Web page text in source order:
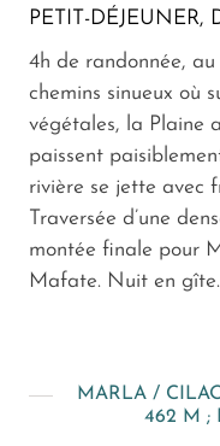
PETIT-DÉJEUNER,
4h de randonnée,
chemins sinueux où
végétales, la Plaine
paissent
rivière se jette avec
Traversée d’une
montée finale pour
Mafate. Nuit en gîte.
MARLA /
462 M ;